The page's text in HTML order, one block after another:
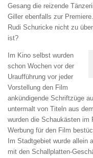
Gesang die reizende
Giller ebenfalls zur
Rudi Schuricke nicht zu
ist?
Im Kino selbst wurden
schon Wochen vor der
Uraufführung vor jeder
Vorstellung den Film
ankündigende Schriftzüge
untermalt von Titeln aus
wurden die Schaukästen im
Werbung für den Film
Im Stadtgebiet wurde allein
mit den Schallplatten-